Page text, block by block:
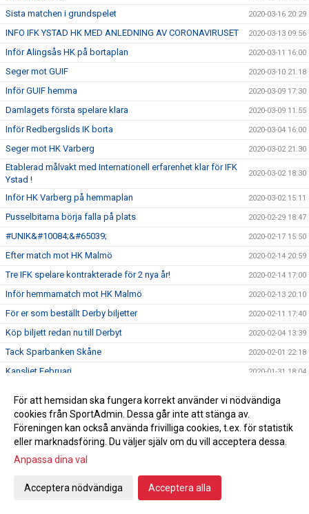
Sista matchen i grundspelet 2020-03-16 20:29
INFO IFK YSTAD HK MED ANLEDNING AV CORONAVIRUSET 2020-03-13 09:56
Inför Alingsås HK på bortaplan 2020-03-11 16:00
Seger mot GUIF 2020-03-10 21:18
Inför GUIF hemma 2020-03-09 17:30
Damlagets första spelare klara 2020-03-09 11:55
Inför Redbergslids IK borta 2020-03-04 16:00
Seger mot HK Varberg 2020-03-02 21:30
Etablerad målvakt med Internationell erfarenhet klar för IFK
Ystad !
2020-03-02 18:30
Inför HK Varberg på hemmaplan 2020-03-02 15:11
Pusselbitarna börja falla på plats 2020-02-29 18:47
#UNIK&#10084;&#65039; 2020-02-17 15:50
Efter match mot HK Malmö 2020-02-14 20:59
Tre IFK spelare kontrakterade för 2 nya år! 2020-02-14 17:00
Inför hemmamatch mot HK Malmö 2020-02-13 20:10
För er som beställt Derby biljetter 2020-02-11 17:40
Köp biljett redan nu till Derbyt 2020-02-04 13:39
Tack Sparbanken Skåne 2020-02-01 22:18
Kansliet Februari 2020-01-31 18:04
Lotteri Polenkryssning
Handbollsligan fortsätter 2020-01-20 12:18
Damhandboll!
Nyförvärv Axel Morand
Seger hemma mot Önnered
För att hemsidan ska fungera korrekt använder vi nödvändiga
cookies från SportAdmin. Dessa går inte att stänga av.
Föreningen kan också använda frivilliga cookies, t.ex. för statistik
eller marknadsföring. Du väljer själv om du vill acceptera dessa.
Anpassa dina val
Acceptera nödvändiga Acceptera alla